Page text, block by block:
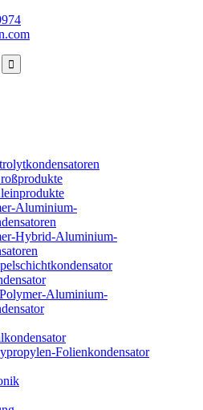
Aluminium-
Hybrid-Aluminium-
Aluminium-
Folienkondensator